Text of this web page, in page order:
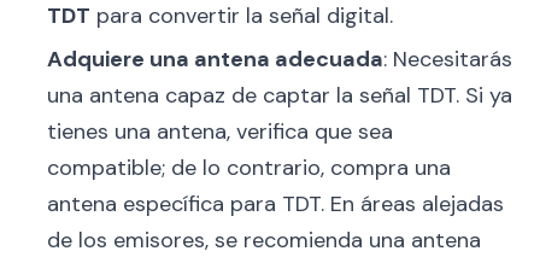
TDT para convertir la señal digital.
Adquiere una antena adecuada: Necesitarás
una antena capaz de captar la señal TDT. Si ya
tienes una antena, verifica que sea
compatible; de lo contrario, compra una
antena específica para TDT. En áreas alejadas
de los emisores, se recomienda una antena